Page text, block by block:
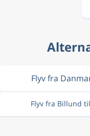
Flyv fra
Flyv fra Billund